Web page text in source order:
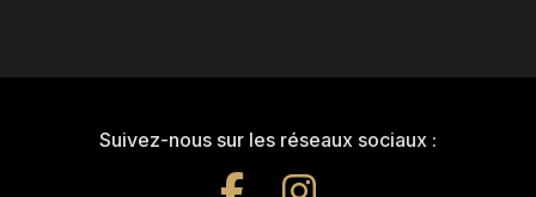
Suivez-nous sur les réseaux sociaux :